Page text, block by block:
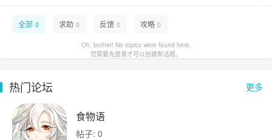
全部 0 求助 0 反馈 0 攻略 0
Oh, bother! No topics were found here.
您需要先登录才可以创建新话题。
更多
热门论坛
食物语
帖子: 0